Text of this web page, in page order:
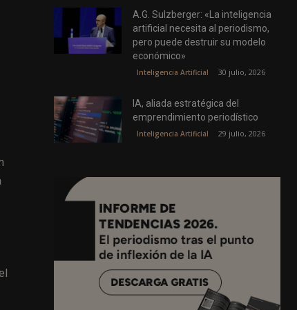
A.G. Sulzberger: «La inteligencia
artificial necesita al periodismo,
pero puede destruir su modelo
económico»
Inteligencia Artificial 30 julio, 2026
IA, aliada estratégica del
emprendimiento periodístico
Inteligencia Artificial 29 julio, 2026